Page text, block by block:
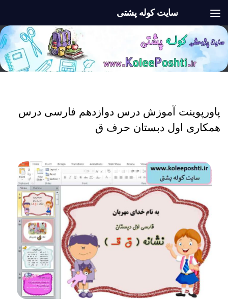
سایت کوله پشتی
پاورپوینت آموزش درس دوازدهم فارسی درس
همکاری اول دبستان حرف ق